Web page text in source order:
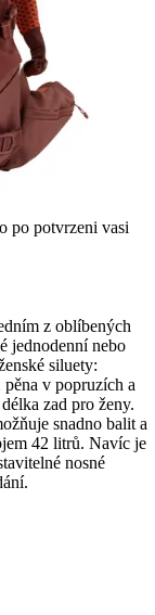
po potvrzeni vasi
z oblíbených
jednodenní nebo
siluety:
v popruzích a
zad pro ženy.
snadno balit a
42 litrů. Navíc je
nosné